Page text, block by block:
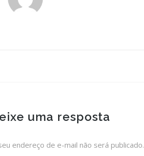
uma resposta
endereço de e-mail não será publicado.